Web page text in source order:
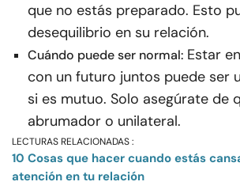
que no estás preparado. Esto
desequilibrio en su relación.
Cuándo puede ser normal: Estar
con un futuro juntos puede ser
si es mutuo. Solo asegúrate de
abrumador o unilateral.
LECTURAS RELACIONADAS :
10 Cosas que hacer cuando estás
atención en tu relación